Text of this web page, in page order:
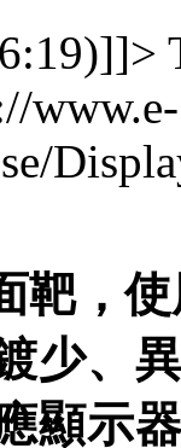
www.e-
靶，
少、
顯示